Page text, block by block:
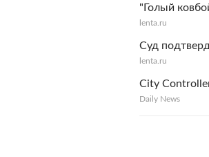
"Голый
lenta.ru
Суд
lenta.ru
City
Daily News